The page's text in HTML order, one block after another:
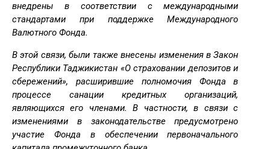
внедрены в соответствии с международными
стандартами при поддержке Международного
Валютного Фонда.
В этой связи, были также внесены изменения в Закон
Республики Таджикистан «О страховании депозитов и
сбережений», расширившие полномочия Фонда в
процессе санации кредитных организаций,
являющихся его членами. В частности, в связи с
изменениями в законодательстве предусмотрено
участие Фонда в обеспечении первоначального